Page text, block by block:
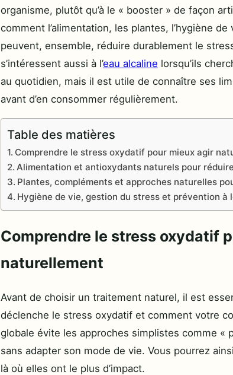
organisme, plutôt qu’à le « booster » de façon
comment l’alimentation, les plantes, l’hygiène
peuvent, ensemble, réduire durablement le
s’intéressent aussi à l’eau alcaline lorsqu’ils
au quotidien, mais il est utile de connaître ses
avant d’en consommer régulièrement.
Table des matières
Comprendre le stress oxydatif pour mieux agir
Alimentation et antioxydants naturels pour
Plantes, compléments et approches naturelles
Hygiène de vie, gestion du stress et prévention à
Comprendre le stress oxydatif
naturellement
Avant de choisir un traitement naturel, il est
déclenche le stress oxydatif et comment votre
globale évite les approches simplistes comme «
sans adapter son mode de vie. Vous pourrez
là où elles ont le plus d’impact.